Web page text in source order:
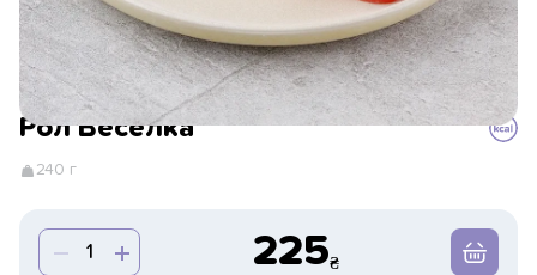
Рол Веселка
240 г
225